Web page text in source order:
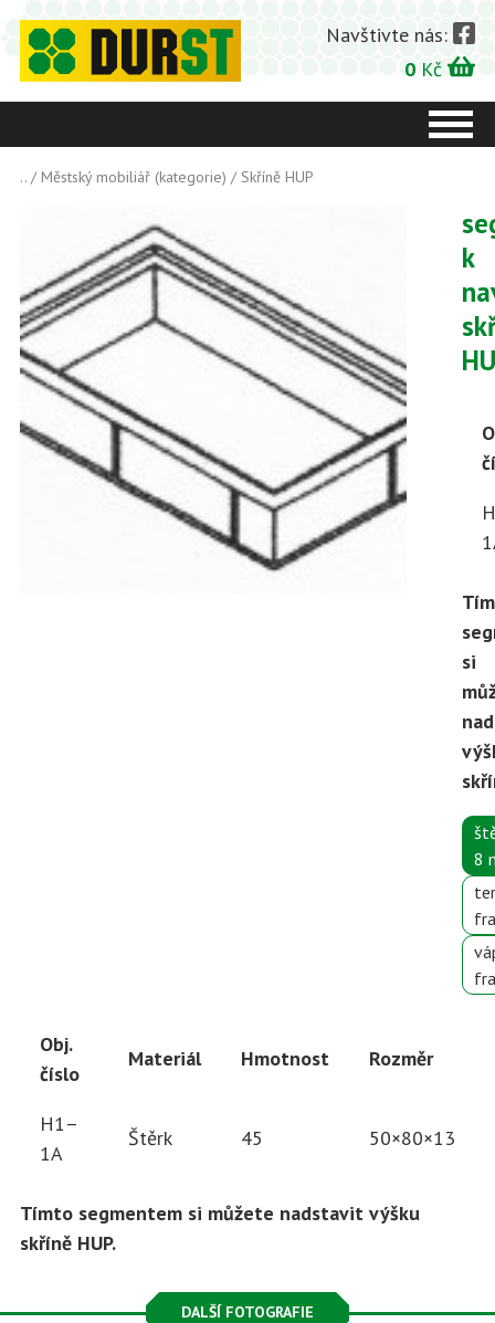
Navštivte nás:
0 Kč
.. / Městský mobiliář (kategorie) / Skříně HUP
k
si
8
Obj.
číslo
Materiál Hmotnost Rozměr
H1–
1A
Štěrk 45 50×80×13
Tímto segmentem si můžete nadstavit výšku
skříně HUP.
DALŠÍ FOTOGRAFIE